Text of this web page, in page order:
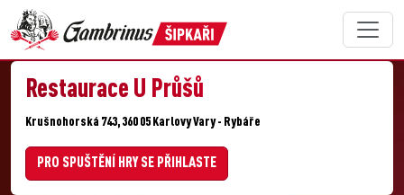
Restaurace U Průšů
Krušnohorská 743, 360 05 Karlovy Vary - Rybáře
PRO SPUŠTĚNÍ HRY SE PŘIHLASTE